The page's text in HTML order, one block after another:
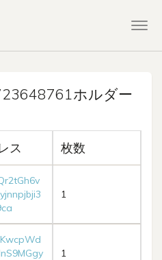
ホルダー
ス 枚数
1
1